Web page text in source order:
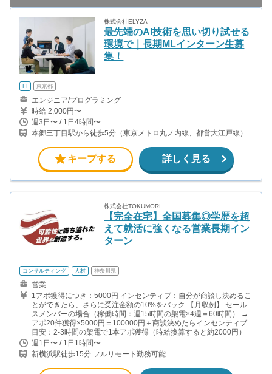
株式会社ELYZA
最先端のAI技術を思い切り試せる
環境で｜長期MLインターン生募
集！
IT 東京都
エンジニア/プログラミング
時給 2,000円〜
週3日〜 / 1日4時間〜
本郷三丁目駅から徒歩5分（東京メトロ丸ノ内線、都営大江戸線）
キープする 詳しく見る
株式会社TOKUMORI
【完全在宅】全国募集◎学歴を超
えて就活に強くなる営業長期イン
ターン
コンサルティング 人材 神奈川県
営業
1アポ獲得につき：5000円 インセンティブ：自分が商談し決めるこ
とができたら、さらに受注金額の10%をバック 【月収例】 セール
スメンバーの場合（稼働時間：週15時間の架電×4週＝60時間） →
アポ20件獲得×5000円＝100000円＋商談決めたらインセンティブ
目安：2-3時間の架電で1本アポ獲得（時給換算すると約2000円）
週1日〜 / 1日1時間〜
新横浜駅徒歩15分 フルリモート勤務可能